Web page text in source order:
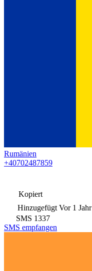
Rumänien
+40702487859
Kopiert
Hinzugefügt Vor 1 Jahr
SMS 1337
SMS empfangen